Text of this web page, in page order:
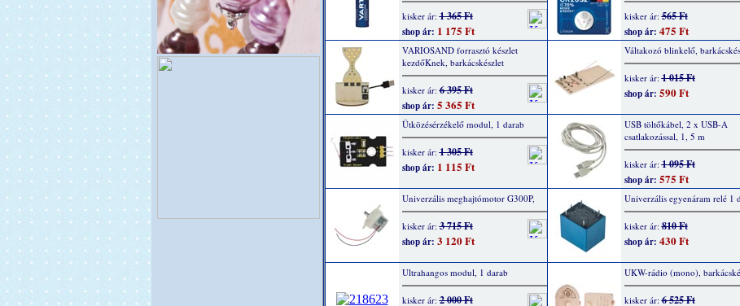
kisker ár:1 365 Ft
shop ár: 1 175 Ft
kisker ár:565 Ft
shop ár: 475 Ft
VARIOSAND forrasztó készlet
kezdőKnek, barkácskészlet
kisker ár:6 395 Ft
shop ár: 5 365 Ft
Váltakozó blinkelő,
kisker ár:1 015 Ft
shop ár: 590 Ft
Ütközésérzékelő modul, 1 darab
kisker ár:1 305 Ft
shop ár: 1 115 Ft
USB töltőkábel, 2 x USB-A
csatlakozással, 1, 5 m
kisker ár:1 095 Ft
shop ár: 575 Ft
Univerzális meghajtómotor G300P,
kisker ár:3 715 Ft
shop ár: 3 120 Ft
Univerzális egyenáram relé 1
kisker ár:810 Ft
shop ár: 430 Ft
Ultrahangos modul, 1 darab
kisker ár:2 000 Ft
UKW-rádio (mono),
kisker ár:6 525 Ft